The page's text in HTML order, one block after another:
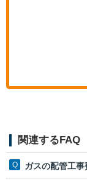
関連するFAQ
ガスの配管工